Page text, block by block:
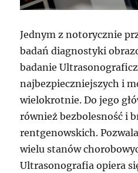
Jednym z notorycznie
badań diagnostyki
badanie
najbezpieczniejszych i
wielokrotnie. Do jego
również bezbolesność i
rentgenowskich.
wielu stanów
Ultrasonografia opiera